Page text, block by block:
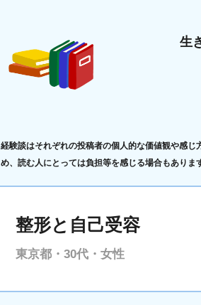
生
経験談はそれぞれの投稿者の個人的な価値観や感
め、読む人にとっては負担等を感じる場合もありま
整形と自己受容
東京都・30代・女性